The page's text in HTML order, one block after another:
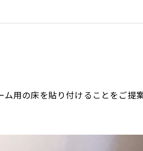
用の床を貼り付けることをご提